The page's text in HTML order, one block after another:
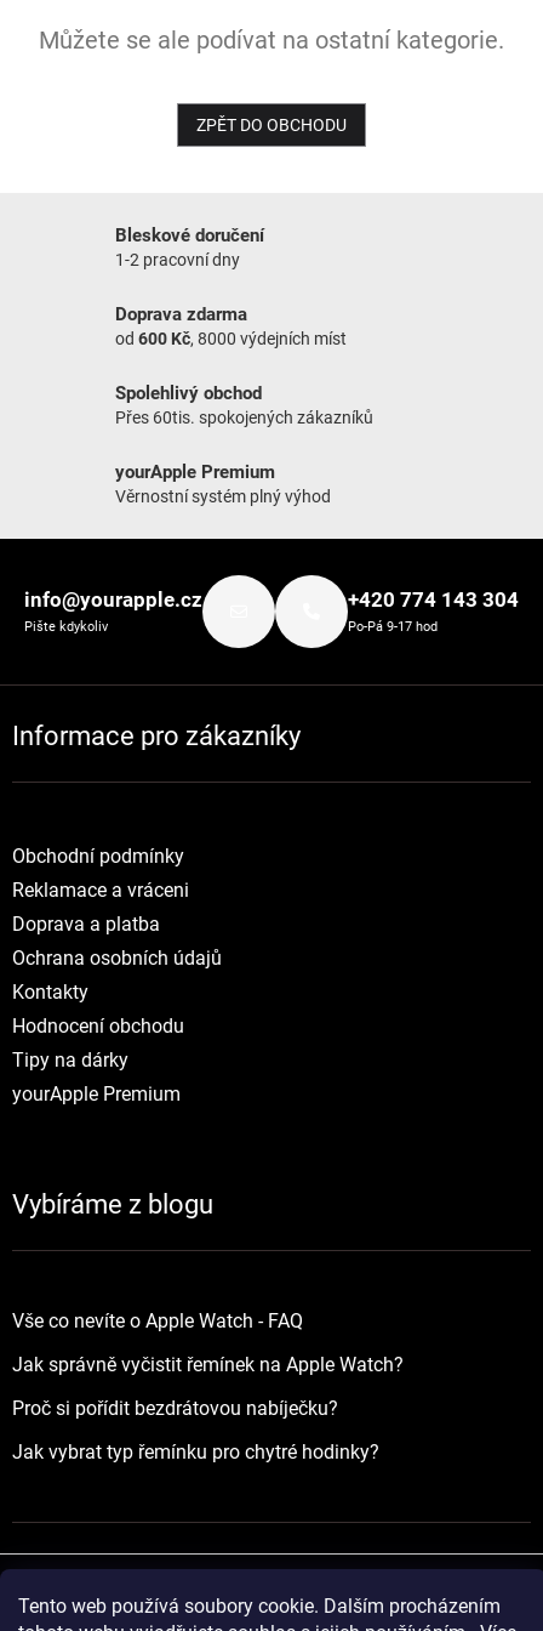
Tento web používá soubory cookie. Dalším procházením
NOVINKY
Můžete se ale podívat na ostatní kategorie.
ZPĚT DO OBCHODU
Bleskové doručení
1-2 pracovní dny
Doprava zdarma
od 600 Kč, 8000 výdejních míst
Spolehlivý obchod
Přes 60tis. spokojených zákazníků
yourApple Premium
Věrnostní systém plný výhod
info@yourapple.cz
Pište kdykoliv
+420 774 143 304
Po-Pá 9-17 hod
Informace pro zákazníky
Obchodní podmínky
Reklamace a vráceni
Doprava a platba
Ochrana osobních údajů
Kontakty
Hodnocení obchodu
Tipy na dárky
yourApple Premium
Vybíráme z blogu
Vše co nevíte o Apple Watch - FAQ
Jak správně vyčistit řemínek na Apple Watch?
Proč si pořídit bezdrátovou nabíječku?
Jak vybrat typ řemínku pro chytré hodinky?
Vytvořil Shoptet